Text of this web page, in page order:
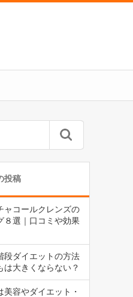
投稿
ャコールクレンズの
８選｜口コミや効果
段ダイエットの方法
は大きくならない？
美容やダイエット・